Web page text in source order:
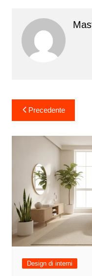
Navigazione
articoli
Precedente
Design di interni